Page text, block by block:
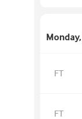
FT
FT